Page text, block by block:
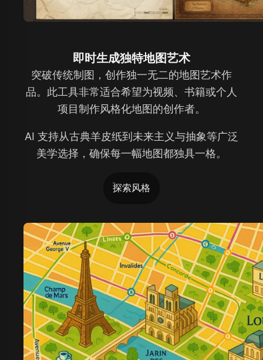
即时生成独特地图艺术
突破传统制图，创作独一无二的地图艺术作
品。此工具非常适合希望为视频、书籍或个人
项目制作风格化地图的创作者。
AI 支持从古典羊皮纸到未来主义与抽象等广泛
美学选择，确保每一幅地图都独具一格。
探索风格